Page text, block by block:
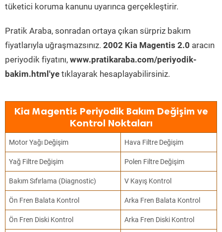
tüketici koruma kanunu uyarınca gerçekleştirir.
Pratik Araba, sonradan ortaya çıkan sürpriz bakım
fiyatlarıyla uğraşmazsınız. 2002 Kia Magentis 2.0 aracın
periyodik fiyatını, www.pratikaraba.com/periyodik-
bakim.html'ye tıklayarak hesaplayabilirsiniz.
Kia Magentis Periyodik Bakım Değişim ve
Kontrol Noktaları
Motor Yağı Değişim Hava Filtre Değişim
Yağ Filtre Değişim Polen Filtre Değişim
Bakım Sıfırlama (Diagnostic) V Kayış Kontrol
Ön Fren Balata Kontrol Arka Fren Balata Kontrol
Ön Fren Diski Kontrol Arka Fren Diski Kontrol